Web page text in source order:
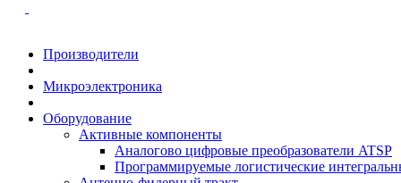
Производители
Микроэлектроника
Оборудование
Активные компоненты
Аналогово цифровые преобразователи ATSP
Программируемые логистические